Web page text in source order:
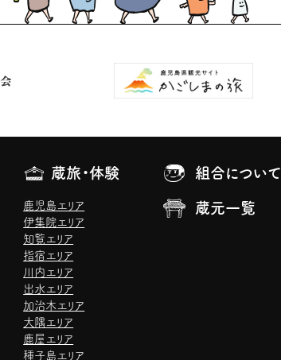
蔵旅・体験
鹿児島エリア
伊集院エリア
知覧エリア
指宿エリア
川内エリア
出水エリア
加治木エリア
大隅エリア
鹿屋エリア
種子島エリア
組合について
蔵元一覧